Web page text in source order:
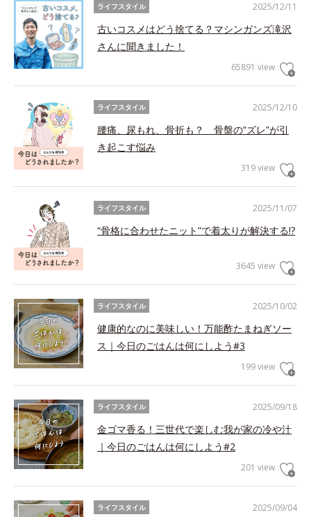
2025/12/11
ライフスタイル
古いコスメはどう捨てる？マシンガンズ滝沢
さんに聞きました！
65891 view
2025/12/10
ライフスタイル
腰痛、尿もれ、骨折も？ 骨盤の“ズレ”が引
き起こす悩み
319 view
2025/11/07
ライフスタイル
“骨格に合わせたニット”で着太りが解決する!?
3645 view
2025/10/02
ライフスタイル
健康的なのに美味しい！万能酢たまねぎソー
ス｜今日のごはんは何にしよう#3
199 view
2025/09/18
ライフスタイル
金ゴマ香る！三世代で楽しむ我が家の冷や汁
｜今日のごはんは何にしよう#2
201 view
2025/09/04
ライフスタイル